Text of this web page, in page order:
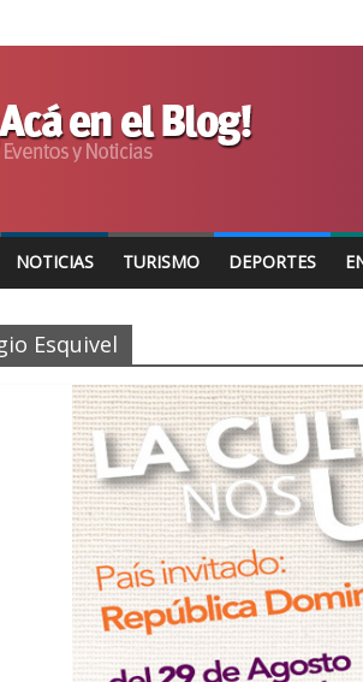
NOTICIAS TURISMO DEPORTES
Esquivel